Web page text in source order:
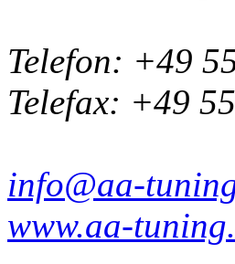
Telefon: +49
Telefax: +49
info@aa-
www.aa-